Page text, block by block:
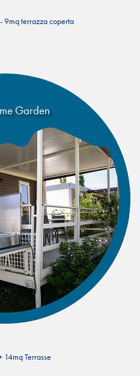
9mq terrazza coperta
Garden
14mq Terrasse